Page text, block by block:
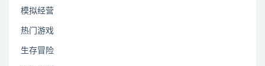
模拟经营
热门游戏
生存冒险